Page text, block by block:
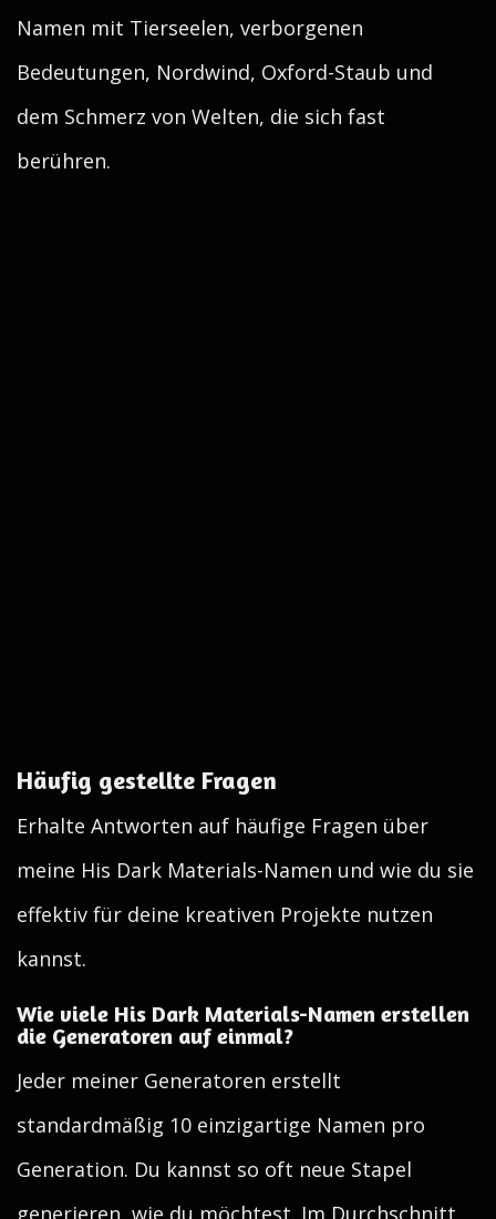
Namen mit Tierseelen, verborgenen
Bedeutungen, Nordwind, Oxford-Staub und
dem Schmerz von Welten, die sich fast
berühren.
Häufig gestellte Fragen
Erhalte Antworten auf häufige Fragen über
meine His Dark Materials-Namen und wie du sie
effektiv für deine kreativen Projekte nutzen
kannst.
Wie viele His Dark Materials-Namen erstellen
die Generatoren auf einmal?
Jeder meiner Generatoren erstellt
standardmäßig 10 einzigartige Namen pro
Generation. Du kannst so oft neue Stapel
generieren, wie du möchtest. Im Durchschnitt